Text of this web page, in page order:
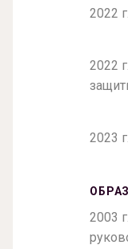
2022
2022
2023
2003